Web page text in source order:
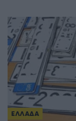
ΕΛΛΑΔΑ